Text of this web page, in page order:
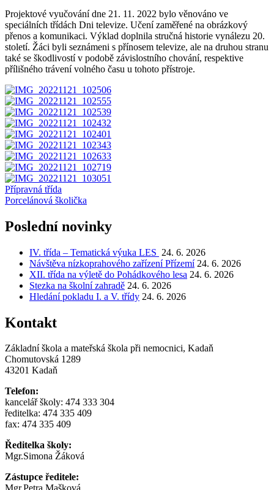
Projektové vyučování dne 21. 11. 2022 bylo věnováno ve
speciálních třídách Dni televize. Učení zaměřené na obrázkový
přenos a komunikaci. Výklad doplnila stručná historie vynálezu 20.
století. Žáci byli seznámeni s přínosem televize, ale na druhou stranu
také se škodlivostí v podobě závislostního chování, respektive
přílišného trávení volného času u tohoto přístroje.
Navigace
pro
příspěvek
Přípravná třída
Porcelánová školička
Poslední novinky
IV. třída – Tematická výuka LES 24. 6. 2026
Návštěva nízkoprahového zařízení Přízemí 24. 6. 2026
XII. třída na výletě do Pohádkového lesa 24. 6. 2026
Stezka na školní zahradě 24. 6. 2026
Hledání pokladu I. a V. třídy 24. 6. 2026
Kontakt
Základní škola a mateřská škola při nemocnici, Kadaň
Chomutovská 1289
43201 Kadaň
Telefon:
kancelář školy: 474 333 304
ředitelka: 474 335 409
fax: 474 335 409
Ředitelka školy:
Mgr.Simona Žáková
Zástupce ředitele: